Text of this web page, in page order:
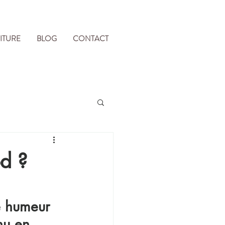
BLOG CONTACT
?